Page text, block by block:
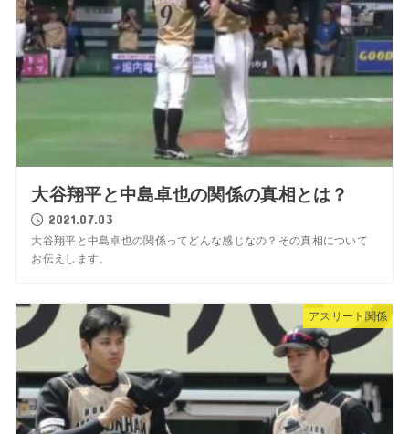
大谷翔平と中島卓也の関係の真相とは？
2021.07.03
大谷翔平と中島卓也の関係ってどんな感じなの？その真相について
お伝えします。
アスリート関係